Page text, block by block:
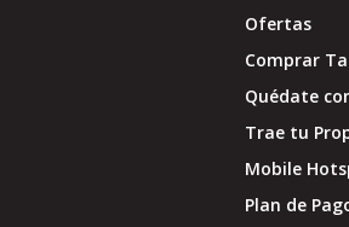
Ofertas
Comprar
Quédate
Trae tu
Mobile
Plan de